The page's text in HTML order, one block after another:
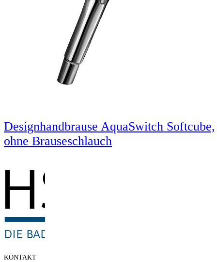
Designhandbrause AquaSwitch Softcube,
ohne Brauseschlauch
KONTAKT